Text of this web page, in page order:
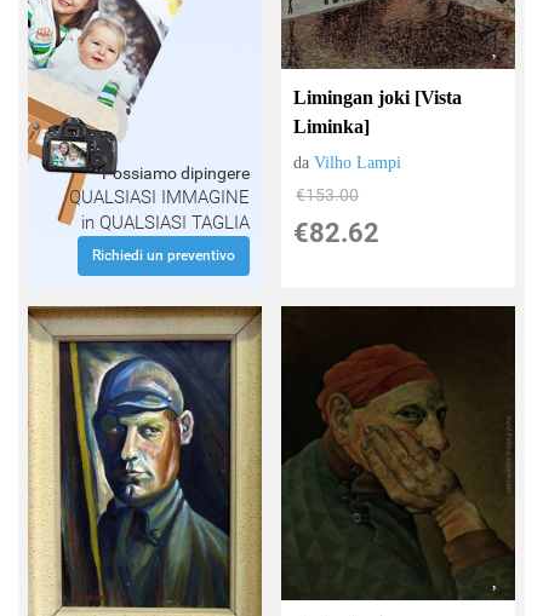
Possiamo dipingere
QUALSIASI IMMAGINE
in QUALSIASI TAGLIA
Richiedi un preventivo
Limingan joki [Vista
Liminka]
daVilho Lampi
€153.00
€82.62